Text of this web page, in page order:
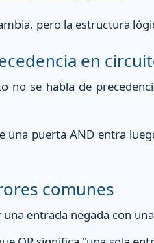
pero la estructura
en
no se habla de
una puerta AND entra
comunes
entrada negada con